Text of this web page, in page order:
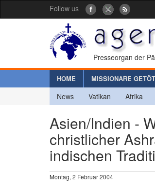
Follow us
Presseorgan der
HOME MISSIONARE
News Vatikan Afrika
Asien/Indien -
christlicher
indischen
Montag, 2 Februar 2004